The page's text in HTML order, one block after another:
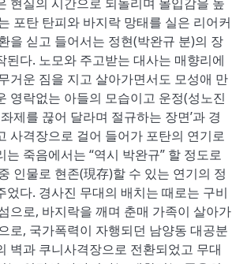
포탄 탄피와 바지락 망태를 실은 리어커
을 싣고 들어서는 정현(박완규 분)의 장
된다. 노모와 주고받는 대사는 매향리에
거운 짐을 지고 살아가면서도 모성애 만
영락없는 아들의 모습이고 운정(성노진
제를 끊어 달라며 절규하는 장면’과 경
사격장으로 걸어 들어가 포탄의 연기로
는 죽음에서는 “역시 박완규” 할 정도로
인물로 현존(現存)할 수 있는 연기의 정
었다. 경사진 무대의 배치는 때로는 구비
으로, 바지락을 깨며 춘매 가족이 살아가
로, 국가폭력이 자행되던 남양동 대공분
벽과 쿠니사격장으로 전환되었고 무대